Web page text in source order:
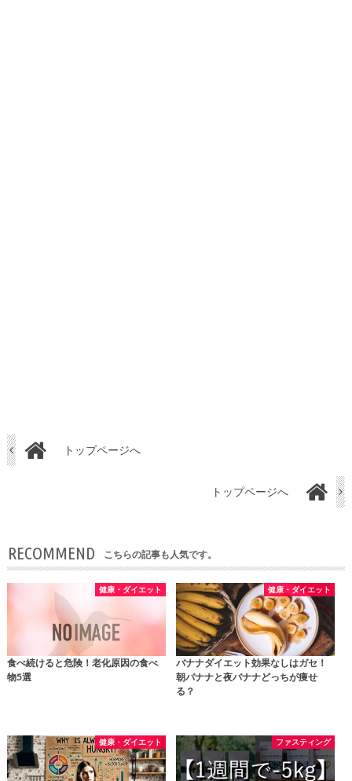
トップページへ
トップページへ
RECOMMEND こちらの記事も人気です。
健康・ダイエット
食べ続けると危険！老化原因の食べ
物5選
健康・ダイエット
バナナダイエット効果なしはガセ！
朝バナナと夜バナナどっちが痩せ
る？
健康・ダイエット ファスティング